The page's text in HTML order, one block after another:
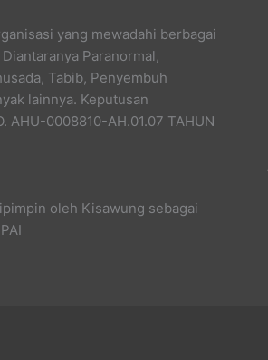
yang mewadahi berbagai
Paranormal,
Tabib, Penyembuh
lainnya. Keputusan
AHU-0008810-AH.01.07 TAHUN
oleh Kisawung sebagai